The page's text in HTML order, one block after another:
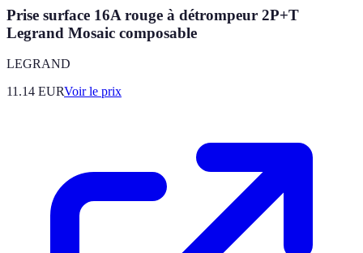
Prise surface 16A rouge à détrompeur 2P+T
Legrand Mosaic composable
LEGRAND
11.14 EURVoir le prix